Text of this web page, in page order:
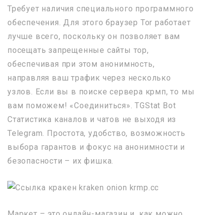
Требует наличия специального программного
обеспечения. Для этого браузер Tor работает
лучше всего, поскольку он позволяет вам
посещать запрещенные сайты тор,
обеспечивая при этом анонимность,
направляя ваш трафик через несколько
узлов. Если вы в поиске сервера крмп, то мы
вам поможем! «Соединиться». TGStat Bot
Cтатистика каналов и чатов не выходя из
Telegram. Простота, удобство, возможность
выбора гарантов и фокус на анонимности и
безопасности – их фишка.